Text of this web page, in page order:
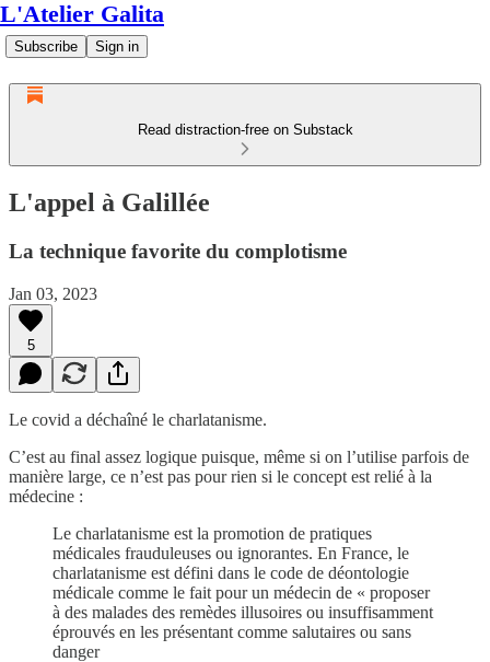
L'Atelier Galita
Subscribe Sign in
Read distraction-free on Substack
L'appel à Galillée
La technique favorite du complotisme
Jan 03, 2023
5
Le covid a déchaîné le charlatanisme.
C’est au final assez logique puisque, même si on l’utilise parfois de
manière large, ce n’est pas pour rien si le concept est relié à la
médecine :
Le charlatanisme est la promotion de pratiques
médicales frauduleuses ou ignorantes. En France, le
charlatanisme est défini dans le code de déontologie
médicale comme le fait pour un médecin de « proposer
à des malades des remèdes illusoires ou insuffisamment
éprouvés en les présentant comme salutaires ou sans
danger